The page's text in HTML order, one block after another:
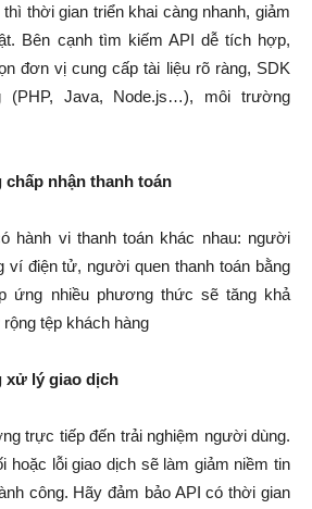
thời gian triển khai càng nhanh, giảm
Bên cạnh tìm kiếm API dễ tích hợp,
đơn vị cung cấp tài liệu rõ ràng, SDK
Java, Node.js…), môi trường
chấp nhận thanh toán
hành vi thanh toán khác nhau: người
ví điện tử, người quen thanh toán bằng
ứng nhiều phương thức sẽ tăng khả
tệp khách hàng
xử lý giao dịch
trực tiếp đến trải nghiệm người dùng.
hoặc lỗi giao dịch sẽ làm giảm niềm tin
công. Hãy đảm bảo API có thời gian